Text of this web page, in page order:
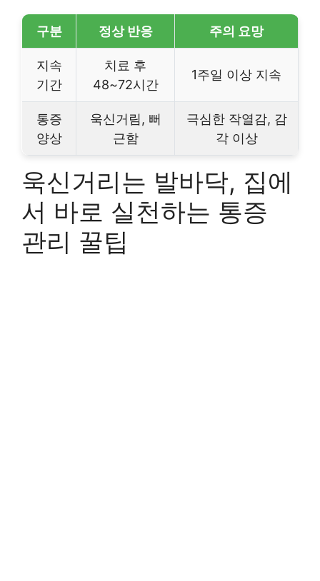
구분 정상 반응 주의 요망
지속
기간
치료 후
48~72시간
1주일 이상 지속
통증
양상
욱신거림, 뻐
근함
극심한 작열감, 감
각 이상
욱신거리는 발바닥, 집에
서 바로 실천하는 통증
관리 꿀팁